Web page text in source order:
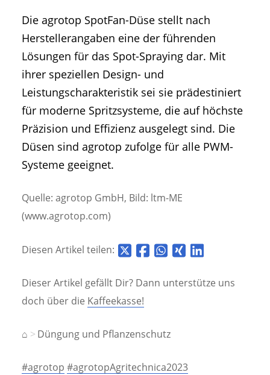
Die agrotop SpotFan-Düse stellt nach
Herstellerangaben eine der führenden
Lösungen für das Spot-Spraying dar. Mit
ihrer speziellen Design- und
Leistungscharakteristik sei sie prädestiniert
für moderne Spritzsysteme, die auf höchste
Präzision und Effizienz ausgelegt sind. Die
Düsen sind agrotop zufolge für alle PWM-
Systeme geeignet.
Quelle: agrotop GmbH, Bild: ltm-ME
(www.agrotop.com)
Diesen Artikel teilen:
Dieser Artikel gefällt Dir? Dann unterstütze uns
doch über die Kaffeekasse!
⌂ Düngung und Pflanzenschutz
#agrotop #agrotopAgritechnica2023